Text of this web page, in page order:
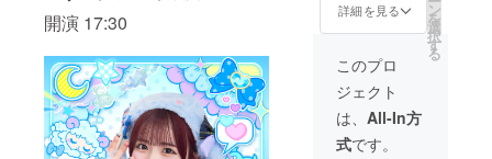
開演 17:30
ワース
祭支援
者とし
てお名
前を掲
載させ
ていた
7月にミ
ニのぼ
り旗に
直筆サ
イン入
れたも
のをご
自宅へ
郵送さ
は、生
誕祭支
援者様
のお名
前
（ニッ
クネー
ム可）
を掲載
詳細を見る ン
を
選
択
す
る
このプロ
ジェクト
は、 All-In方
式です。